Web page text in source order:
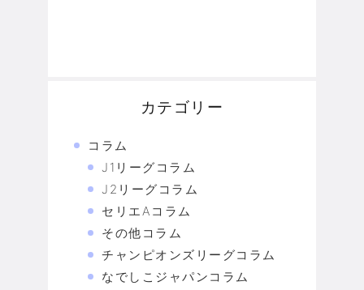
カテゴリー
コラム
J1リーグコラム
J2リーグコラム
セリエAコラム
その他コラム
チャンピオンズリーグコラム
なでしこジャパンコラム